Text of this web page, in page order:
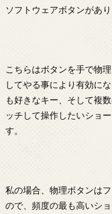
ソフトウェアボタンがあり
こちらはボタンを手で物
してやる事により有効に
も好きなキー、そして複
ッチして操作したいショ
す。
私の場合、物理ボタンは
ので、頻度の最も高いシ